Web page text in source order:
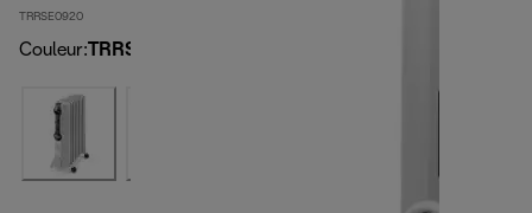
TRRSE0920
Couleur: TRRSE0920